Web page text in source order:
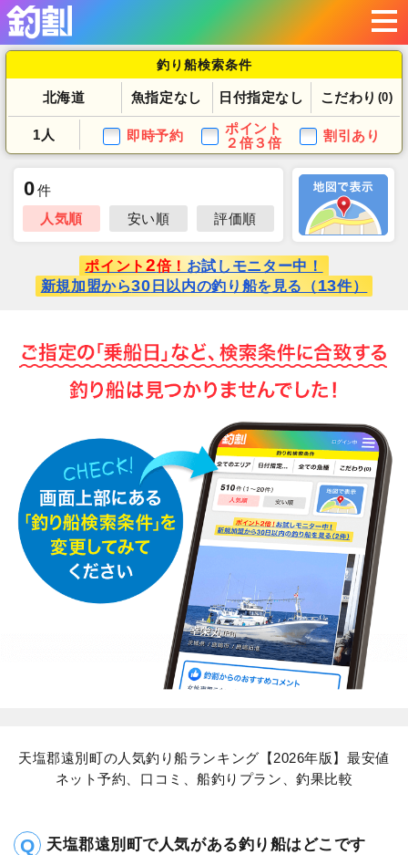
釣り船検索条件
北海道 魚指定なし 日付指定なし こだわり (0)
1人 即時予約
ポイント
２倍３倍
割引あり
0件
人気順
安い順 評価順
ポイント 2倍！ お試しモニター中！
新規加盟から30 日以内の釣り船を見る（13件）
天塩郡遠別町の人気釣り船ランキング【2026年版】最安値
ネット予約、口コミ、船釣りプラン、釣果比較
天塩郡遠別町で人気がある釣り船はどこです